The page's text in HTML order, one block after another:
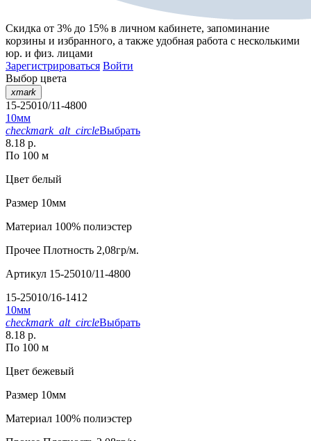
Скидка от 3% до 15% в личном кабинете, запоминание
корзины и избранного, а также удобная работа с несколькими
юр. и физ. лицами
Зарегистрироваться Войти
Выбор цвета
xmark
15-25010/11-4800
10мм
checkmark_alt_circleВыбрать
8.18 р.
По 100 м
Цвет белый
Размер 10мм
Материал 100% полиэстер
Прочее Плотность 2,08гр/м.
Артикул 15-25010/11-4800
15-25010/16-1412
10мм
checkmark_alt_circleВыбрать
8.18 р.
По 100 м
Цвет бежевый
Размер 10мм
Материал 100% полиэстер